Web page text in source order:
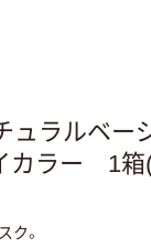
ラルベー
カラー 1箱
。